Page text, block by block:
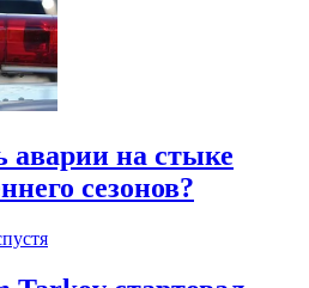
аварии на стыке
сезонов?